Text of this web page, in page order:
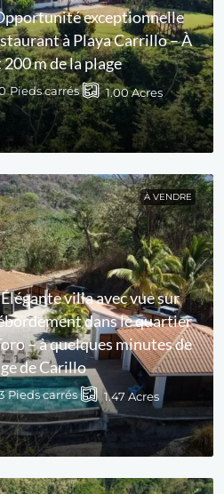
exceptionnelle
à Playa Carrillo – À
m de la plage
Pieds carrés 1.00Acres
À VENDRE
villa avec vue sur
dans le quartier
– à quelques minutes de
de Carillo
Pieds carrés 1.47 Acres